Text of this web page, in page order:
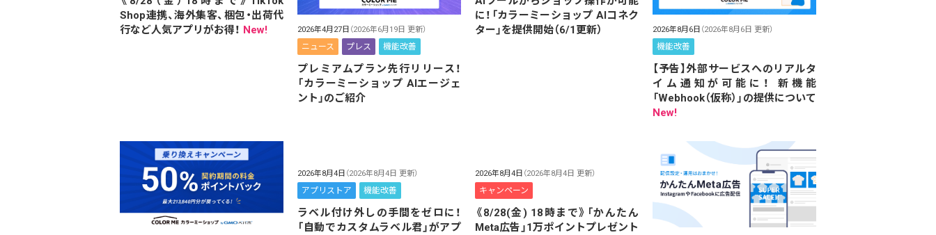
Shop連携、海外集客、梱包・出荷代
行など人気アプリがお得！ New! 2026年4月27日 （2026年6月19日 更新）
ニュース プレス 機能改善
プレミアムプラン先行リリース！
「カラーミーショップ AIエージェ
ント」のご紹介
に！「カラーミーショップ AIコネク
ター」を提供開始（6/1更新）
2026年8月6日 （2026年8月6日 更新）
機能改善
【予告】外部サービスへのリアルタ
イム通知が可能に！ 新機能
「Webhook（仮称）」の提供について
New!
2026年8月4日 （2026年8月4日 更新）
アプリストア 機能改善
ラベル付け外しの手間をゼロに！
「自動でカスタムラベル君」がアプ
2026年8月4日 （2026年8月4日 更新）
キャンペーン
《8/28(金) 18時まで》「かんたん
Meta広告」1万ポイントプレゼント